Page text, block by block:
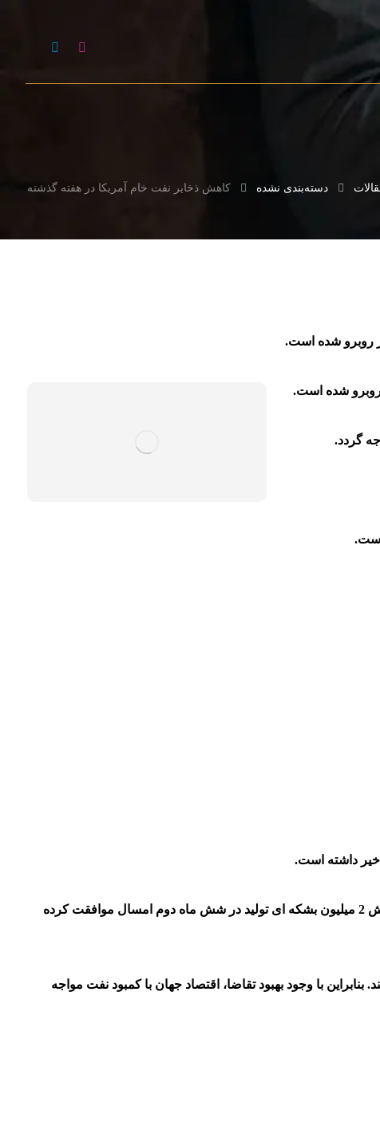
دسته‌بندی نشده کاهش ذخایر نفت خام آمریکا در هفته گذشته
روبرو شده است.
داشته است.
امارات متحده عربی در حالی مانع دستیابی اوپک پلاس به توافق نهایی شده است که عربستان و روسیه و سایر اعضای اوپک با افزایش 2 میلیون بشکه ای تولید در شش ماه دوم امسال موافقت کرده
با وجود بهبود تقاضا، اقتصاد جهان با کمبود نفت مواجه